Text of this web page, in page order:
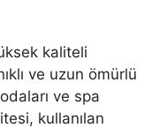
kaliteli
ve uzun ömürlü
ve spa
kullanılan